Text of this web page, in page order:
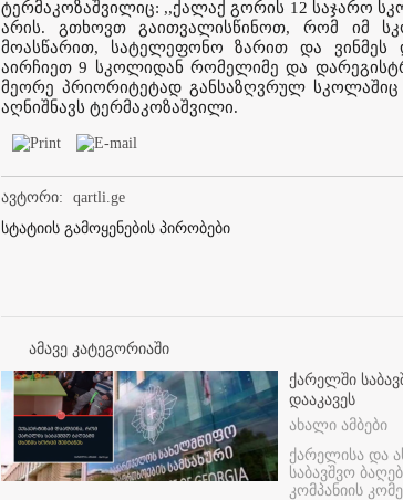
ტერმაკოზაშვილიც: ,,ქალაქ გორის 12 საჯარო
არის. გთხოვთ გაითვალისწინოთ, რომ იმ
მოასწარით, სატელეფონო ზარით და ვინმეს
აირჩიეთ 9 სკოლიდან რომელიმე და
მეორე პრიორიტეტად განსაზღვრულ
აღნიშნავს ტერმაკოზაშვილი.
ავტორი:
qartli.ge
სტატიის გამოყენების პირობები
ამავე კატეგორიაში
ქარელში
დააკავეს
ახალი ამბები
ქარელისა და
საბავშვო
კომპანიის